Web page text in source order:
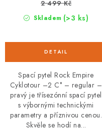
Skladem (>3 ks)
2 499 Kč
Spací pytel Rock Empire
Cyklotour –2 C° – regular –
pravý je třísezónní spací pytel
s výbornými technickými
parametry a příznivou cenou.
Skvěle se hodí na...